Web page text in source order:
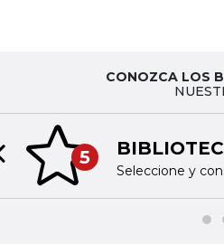
CONOZCA LOS
5
Seleccione y
slide